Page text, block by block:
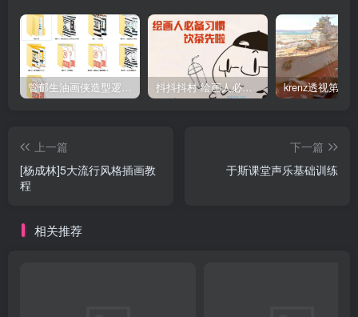
管郁生油画侠造型逻辑班第一期2019年5月【高清不缺课】 抖抖抖村 绘画人必备习惯2020【画质不错】
上一篇
[杨成林]5大流行风格插画教
程
下一篇
于斯课堂声乐基础训练
相关推荐